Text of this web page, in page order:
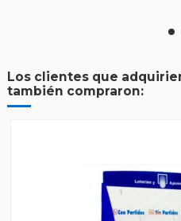
Los clientes que
también compraron: